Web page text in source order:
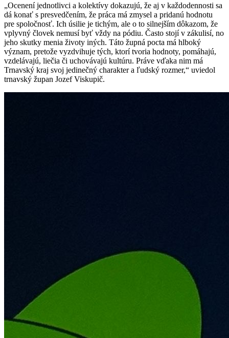
„Ocenení jednotlivci a kolektívy dokazujú, že aj v každodennosti sa
dá konať s presvedčením, že práca má zmysel a pridanú hodnotu
pre spoločnosť. Ich úsilie je tichým, ale o to silnejším dôkazom, že
vplyvný človek nemusí byť vždy na pódiu. Často stojí v zákulisí, no
jeho skutky menia životy iných. Táto župná pocta má hlboký
význam, pretože vyzdvihuje tých, ktorí tvoria hodnoty, pomáhajú,
vzdelávajú, liečia či uchovávajú kultúru. Práve vďaka nim má
Trnavský kraj svoj jedinečný charakter a ľudský rozmer,“ uviedol
trnavský župan Jozef Viskupič.